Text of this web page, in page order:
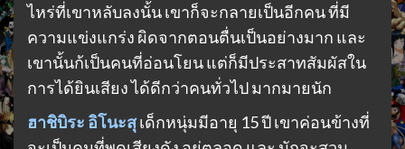
ไหร่ที่เขาหลับลงนั้น เขาก็จะกลายเป็นอีกคน ที่มี
ความแข่งแกร่ง ผิดจากตอนตื่นเป็นอย่างมาก และ
เขานั้นก้เป็นคนที่อ่อนโยน แต่ก็มีประสาทสัมผัสใน
การได้ยินเสียง ได้ดีกว่าคนทั่วไป มากมายนัก
ฮาชิบิระ อิโนะสุเด็กหนุ่มมีอายุ 15 ปี เขาค่อนข้างที่